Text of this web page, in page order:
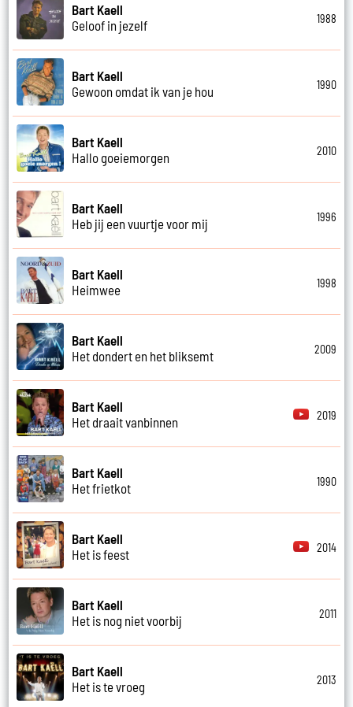
Bart Kaell
Geloof in jezelf
1988
Bart Kaell
Gewoon omdat ik van je hou
1990
Bart Kaell
Hallo goeiemorgen
2010
Bart Kaell
Heb jij een vuurtje voor mij
1996
Bart Kaell
Heimwee
1998
Bart Kaell
Het dondert en het bliksemt
2009
Bart Kaell
Het draait vanbinnen
2019
Bart Kaell
Het frietkot
1990
Bart Kaell
Het is feest
2014
Bart Kaell
Het is nog niet voorbij
2011
Bart Kaell
Het is te vroeg
2013